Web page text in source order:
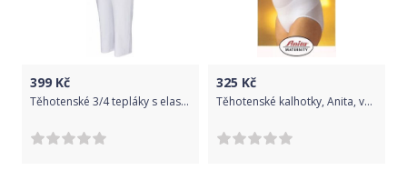
399 Kč
Těhotenské 3/4 tepláky s elastickým pásem - bílé, Velikosti těh. moda L (40)
325 Kč
Těhotenské kalhotky, Anita, velikost 48-50, Výprodej